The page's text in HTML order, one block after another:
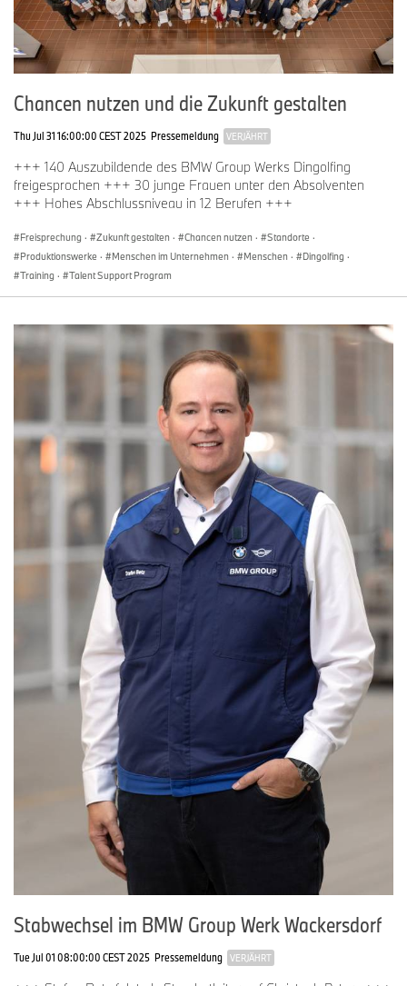
Chancen nutzen und die Zukunft gestalten
Thu Jul 31 16:00:00 CEST 2025 Pressemeldung VERJÄHRT
+++ 140 Auszubildende des BMW Group Werks Dingolfing
freigesprochen +++ 30 junge Frauen unter den Absolventen
+++ Hohes Abschlussniveau in 12 Berufen +++
Freisprechung · Zukunft gestalten · Chancen nutzen · Standorte ·
Produktionswerke · Menschen im Unternehmen · Menschen · Dingolfing ·
Training · Talent Support Program
Stabwechsel im BMW Group Werk Wackersdorf
Tue Jul 01 08:00:00 CEST 2025 Pressemeldung VERJÄHRT